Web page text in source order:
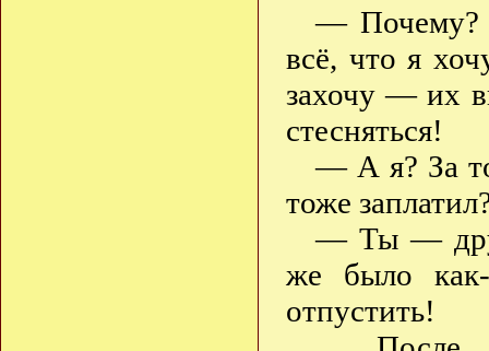
—
всё, что я
захочу — их
стесняться!
— А я? За
тоже
— Ты —
же было как-
отпустить!